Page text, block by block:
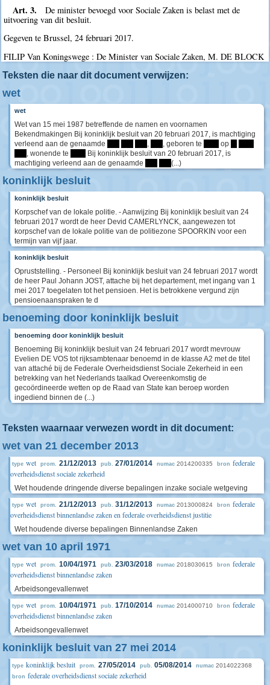
Art. 3.
De minister bevoegd voor Sociale Zaken is belast met de
uitvoering van dit besluit.
Gegeven te Brussel, 24 februari 2017.
FILIP Van Koningswege : De Minister van Sociale Zaken, M. DE BLOCK
Teksten die naar dit document verwijzen:
wet
wet
Wet van 15 mei 1987 betreffende de namen en voornamen
Bekendmakingen Bij koninklijk besluit van 20 februari 2017, is machtiging
verleend aan de genaamde
, , geboren te op
, wonende te
Bij koninklijk besluit van 20 februari 2017, is
machtiging verleend aan de genaamde
(...)
koninklijk besluit
koninklijk besluit
Korpschef van de lokale politie. - Aanwijzing Bij koninklijk besluit van 24
februari 2017 wordt de heer Devid CAMERLYNCK, aangewezen tot
korpschef van de lokale politie van de politiezone SPOORKIN voor een
termijn van vijf jaar.
koninklijk besluit
Opruststelling. - Personeel Bij koninklijk besluit van 24 februari 2017 wordt
de heer Paul Johann JOST, attache bij het departement, met ingang van 1
mei 2017 toegelaten tot het pensioen. Het is betrokkene vergund zijn
pensioenaanspraken te d
benoeming door koninklijk besluit
benoeming door koninklijk besluit
Benoeming Bij koninklijk besluit van 24 februari 2017 wordt mevrouw
Evelien DE VOS tot rijksambtenaar benoemd in de klasse A2 met de titel
van attaché bij de Federale Overheidsdienst Sociale Zekerheid in een
betrekking van het Nederlands taalkad Overeenkomstig de
gecoördineerde wetten op de Raad van State kan beroep worden
ingediend binnen de (...)
Teksten waarnaar verwezen wordt in dit document:
wet van 21 december 2013
type wet prom. 21/12/2013 pub. 27/01/2014 numac 2014200335 bron federale
overheidsdienst sociale zekerheid
Wet houdende dringende diverse bepalingen inzake sociale wetgeving
type wet prom. 21/12/2013 pub. 31/12/2013 numac 2013000824 bron federale
overheidsdienst binnenlandse zaken en federale overheidsdienst justitie
Wet houdende diverse bepalingen Binnenlandse Zaken
wet van 10 april 1971
type wet prom. 10/04/1971 pub. 23/03/2018 numac 2018030615 bron federale
overheidsdienst binnenlandse zaken
Arbeidsongevallenwet
type wet prom. 10/04/1971 pub. 17/10/2014 numac 2014000710 bron federale
overheidsdienst binnenlandse zaken
Arbeidsongevallenwet
koninklijk besluit van 27 mei 2014
type koninklijk besluit prom. 27/05/2014 pub. 05/08/2014 numac 2014022368
bron federale overheidsdienst sociale zekerheid